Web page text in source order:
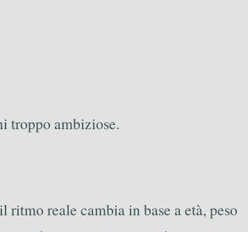
troppo ambiziose.
ritmo reale cambia in base a età, peso